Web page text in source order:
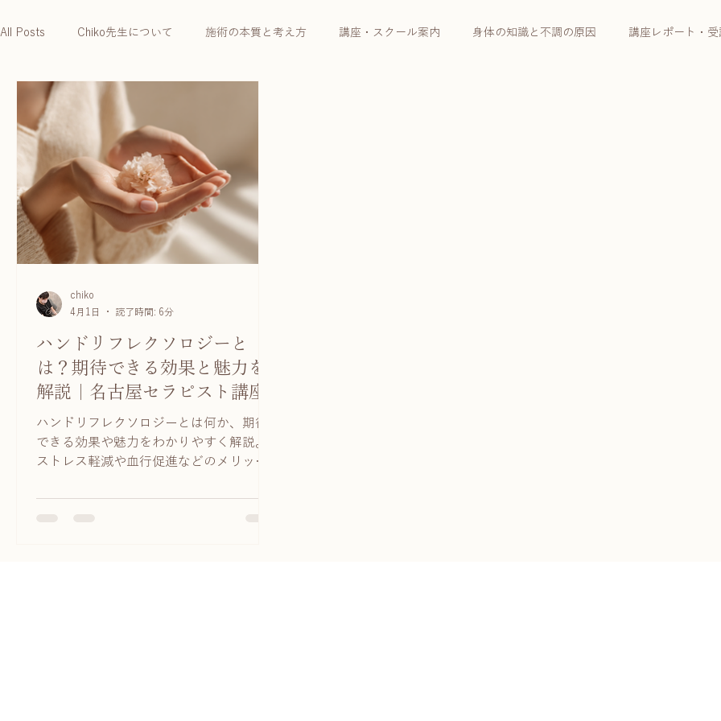
All Posts Chiko先生について 施術の本質と考え方 講座・スクール案内 身体の知識と不調の原因 講座レポート・
ハンドリフレクソロジーと
は？期待できる効果と魅力を
解説｜名古屋セラピスト講座
ハンドリフレクソロジーとは何か、期待
できる効果や魅力をわかりやすく解説。
ストレス軽減や血行促進などのメリット
す。初心者の方やサロンメニューに取り
chiko
4月1日
読了時間: 6分